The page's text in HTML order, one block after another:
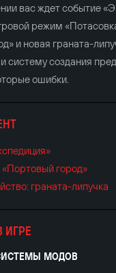
вас ждет событие
режим
и новая граната-
систему создания
ошибки.
город»
граната-липучка
ИГРЕ
МОДОВ